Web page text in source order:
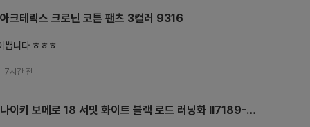
아크테릭스 크로닌 코튼 팬츠 3컬러 9316
쁩니다 ㅎㅎㅎ
7시간 전
나이키 보메로 18 서밋 화이트 블랙 로드 러닝화 II7189-